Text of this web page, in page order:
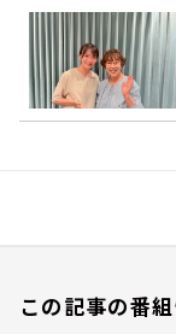
この記事の番